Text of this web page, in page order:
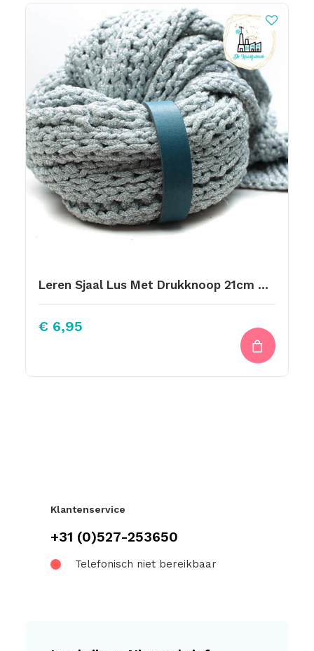
Leren Sjaal Lus Met Drukknoop 21cm Petrol
€ 6,95
Klantenservice
+31 (0)527-253650
Telefonisch niet bereikbaar